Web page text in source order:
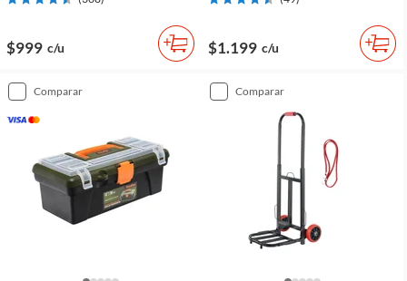
$999 c/u $1.199 c/u
comparar comparar